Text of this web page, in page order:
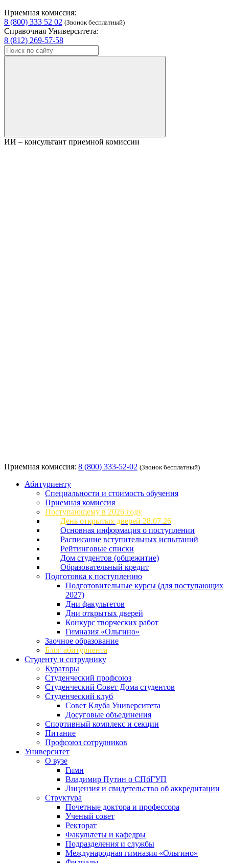
Приемная комиссия:
8 (800) 333 52 02 (Звонок бесплатный)
Справочная Университета:
8 (812) 269-57-58
ИИ – консультант приемной комиссии
Приемная комиссия: 8 (800) 333-52-02 (Звонок бесплатный)
Абитуриенту
Специальности и стоимость обучения
Приемная комиссия
Поступающему в 2026 году
День открытых дверей 28.07.26
Основная информация о поступлении
Расписание вступительных испытаний
Рейтинговые списки
Дом студентов (общежитие)
Образовательный кредит
Подготовка к поступлению
Подготовительные курсы (для поступающих
2027)
Дни факультетов
Дни открытых дверей
Конкурс творческих работ
Гимназия «Ольгино»
Заочное образование
Блог абитуриента
Студенту и сотруднику
Кураторы
Студенческий профсоюз
Студенческий Совет Дома студентов
Студенческий клуб
Совет Клуба Университета
Досуговые объединения
Спортивный комплекс и секции
Питание
Профсоюз сотрудников
Университет
О вузе
Гимн
Владимир Путин о СПбГУП
Лицензия и свидетельство об аккредитации
Структура
Почетные доктора и профессора
Ученый совет
Ректорат
Факультеты и кафедры
Подразделения и службы
Международная гимназия «Ольгино»